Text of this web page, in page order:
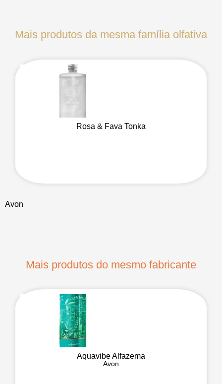
Mais produtos da mesma família olfativa
Rosa & Fava Tonka
Avon
Mais produtos do mesmo fabricante
Aquavibe Alfazema
Avon